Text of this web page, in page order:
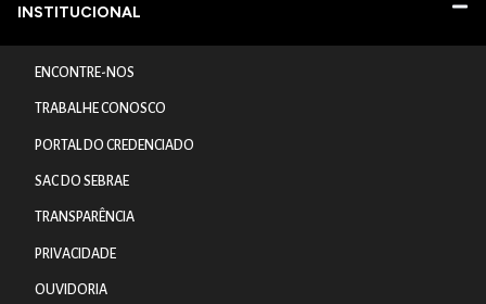
INSTITUCIONAL
ENCONTRE-NOS
TRABALHE CONOSCO
PORTAL DO CREDENCIADO
SAC DO SEBRAE
TRANSPARÊNCIA
PRIVACIDADE
OUVIDORIA